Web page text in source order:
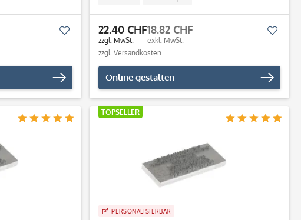
Merken22.40 CHF
zzgl. MwSt.
18.82 CHF
exkl. MwSt.
zzgl. Versandkosten
Online gestalten
TOPSELLER
PERSONALISIERBAR